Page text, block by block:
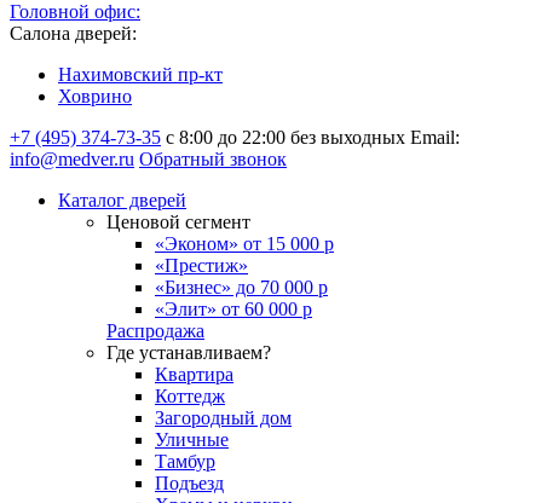
Головной офис:
Салона дверей:
Нахимовский пр-кт
Ховрино
+7 (495) 374-73-35 с 8:00 до 22:00 без выходных Email:
info@medver.ru Обратный звонок
Каталог дверей
Ценовой сегмент
«Эконом» от 15 000 р
«Престиж»
«Бизнес» до 70 000 р
«Элит» от 60 000 р
Распродажа
Где устанавливаем?
Квартира
Коттедж
Загородный дом
Уличные
Тамбур
Подъезд